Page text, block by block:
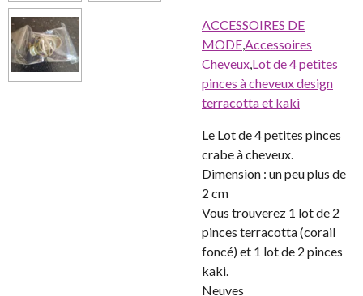
ACCESSOIRES DE
MODE,Accessoires
Cheveux,Lot de 4 petites
pinces à cheveux design
terracotta et kaki
Le Lot de 4 petites pinces
crabe à cheveux.
Dimension : un peu plus de
2 cm
Vous trouverez 1 lot de 2
pinces terracotta (corail
foncé) et 1 lot de 2 pinces
kaki.
Neuves